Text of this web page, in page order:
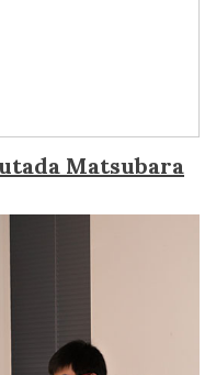
Matsubara